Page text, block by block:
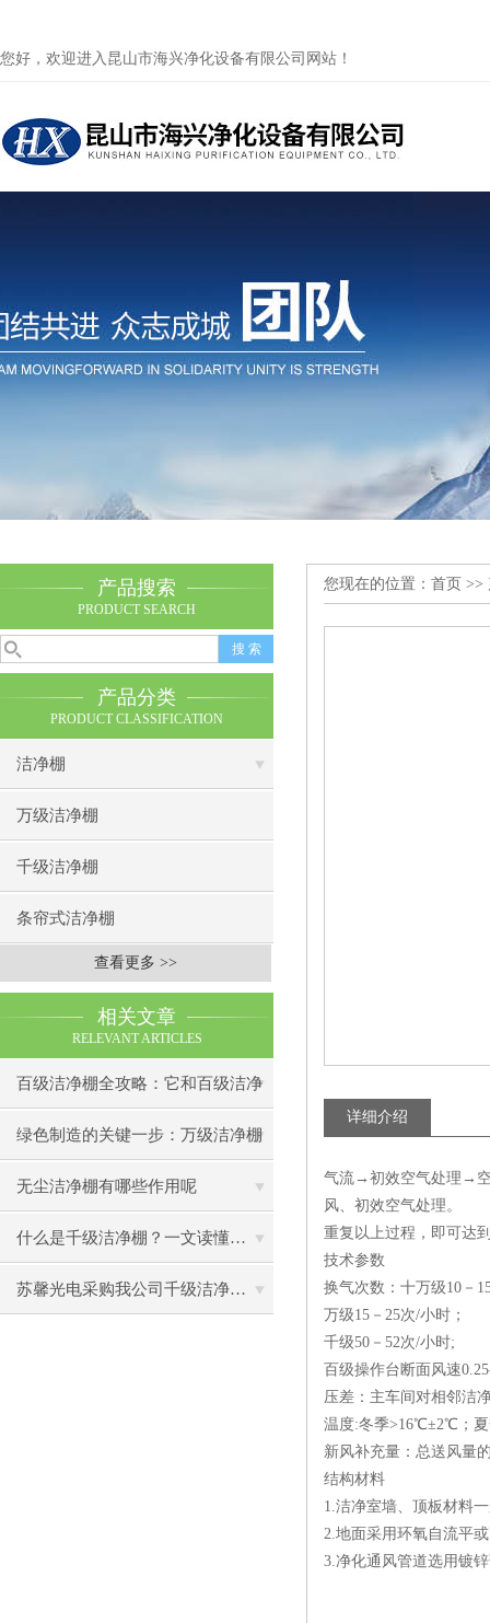
您好，欢迎进入昆山市海兴净化设备有限公司网站！
产品搜索
PRODUCT SEARCH
产品分类
PRODUCT CLASSIFICATION
洁净棚
万级洁净棚
千级洁净棚
条帘式洁净棚
查看更多 >>
相关文章
RELEVANT ARTICLES
百级洁净棚全攻略：它和百级洁净
室到底有什么区别？
绿色制造的关键一步：万级洁净棚
助力环保型半导体产业发展
无尘洁净棚有哪些作用呢
什么是千级洁净棚？一文读懂其结构特点与局部净化优势
苏馨光电采购我公司千级洁净棚普通工作台一批（7月07日）已顺利交货
您现在的位置： 首页 >>
详细介绍
气流→初效空气处理→
风、初效空气处理。
重复以上过程，即可达
技术参数
换气次数：十万级10－
万级15－25次/小时；
千级50－52次/小时;
百级操作台断面风速
压差：主车间对相邻洁
温度:冬季>16℃±2℃；
新风补充量：总送风量
结构材料
1.洁净室墙、顶板材料
2.地面采用环氧自流平
3.净化通风管道选用镀